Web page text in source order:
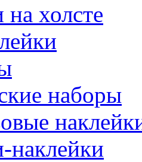
на холсте
наборы
наклейки